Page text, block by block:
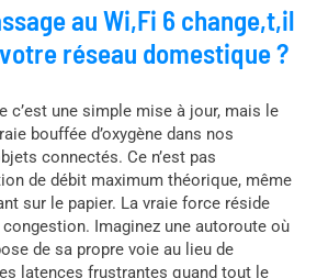
au Wi,Fi 6 change,t,il
réseau domestique ?
c’est une simple mise à jour, mais le
bouffée d’oxygène dans nos
connectés. Ce n’est pas
de débit maximum théorique, même
sur le papier. La vraie force réside
Imaginez une autoroute où
de sa propre voie au lieu de
latences frustrantes quand tout le